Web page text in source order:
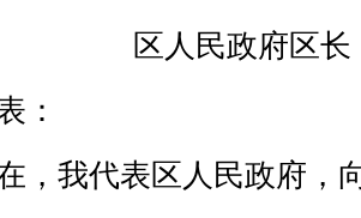
区人民政府区
：
，我代表区人民政府，